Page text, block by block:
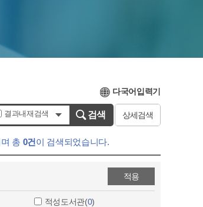
맞춤도서 서비스
검색
결과내재검색
다국어입력기
상세검색
총 0건이 검색되었습니다.
적성도서관(0)
적용